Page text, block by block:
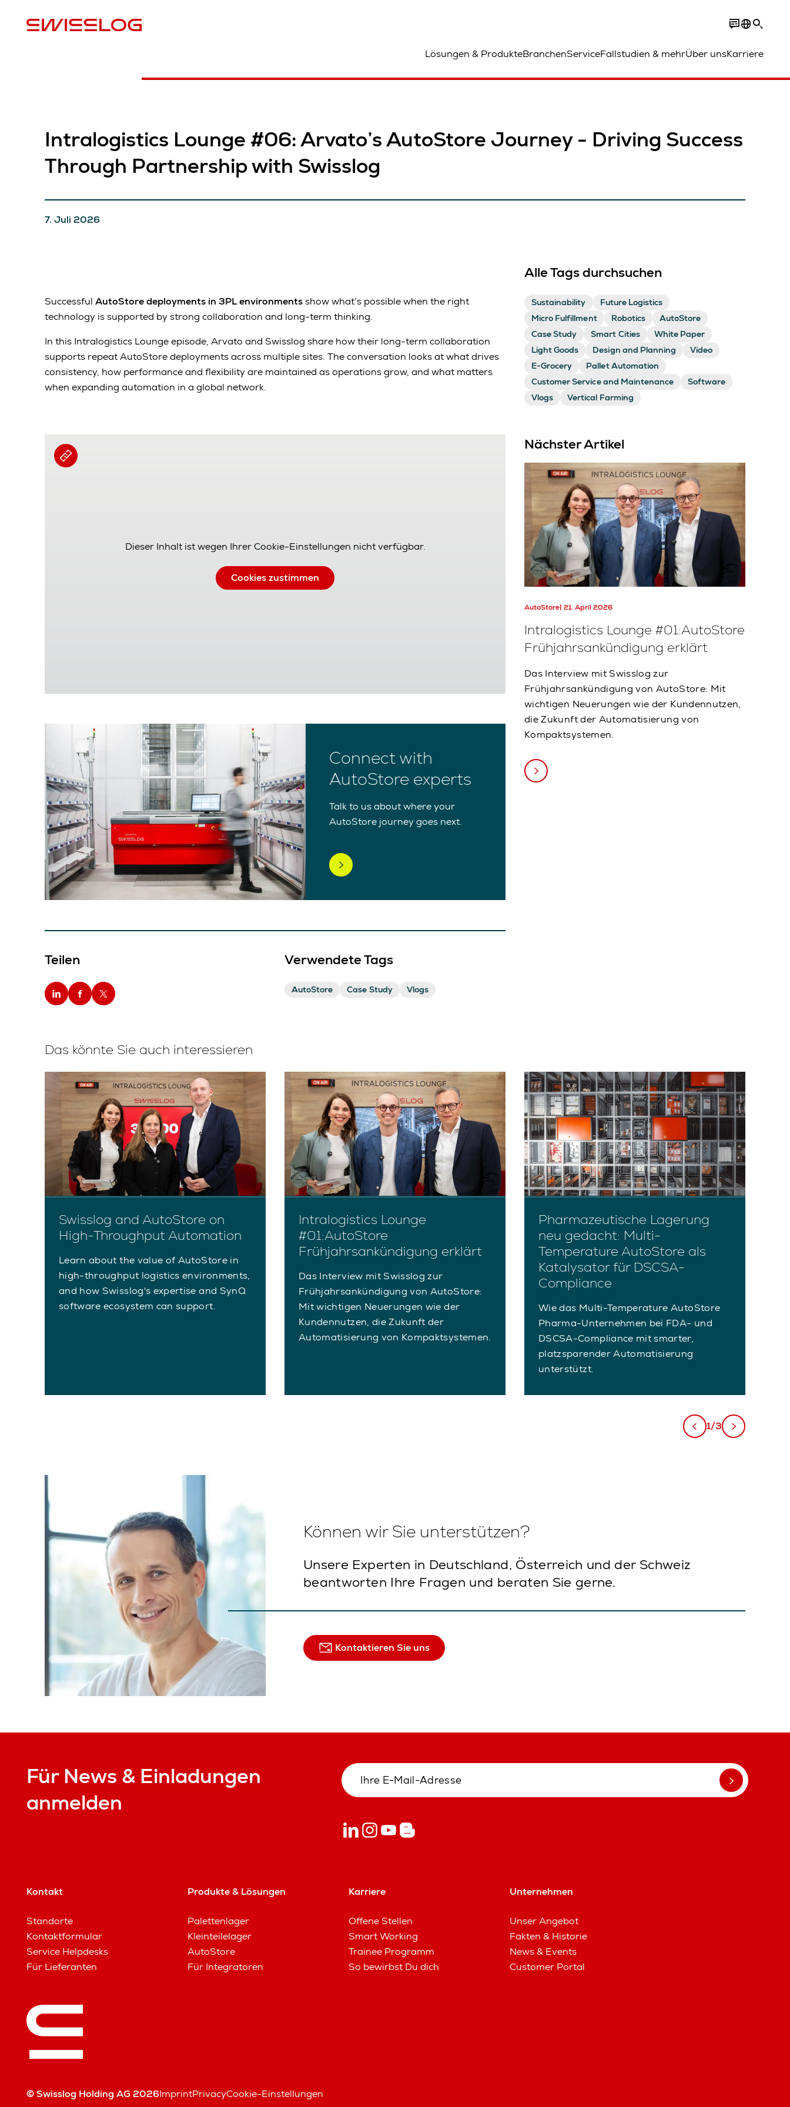
Lösungen & ProdukteBranchenServiceFallstudien & mehrÜber unsKarriere
Intralogistics Lounge #06: Arvato’s AutoStore Journey - Driving Success
Through Partnership with Swisslog
7. Juli 2026
Successful AutoStore deployments in 3PL environmentsshow what’s possible when the right
technology is supported by strong collaboration and long-term thinking.
In this Intralogistics Lounge episode, Arvato and Swisslog share how their long-term collaboration
supports repeat AutoStore deployments across multiple sites. The conversation looks at what drives
consistency, how performance and flexibility are maintained as operations grow, and what matters
when expanding automation in a global network.
Dieser Inhalt ist wegen Ihrer Cookie-Einstellungen nicht verfügbar.
Cookies zustimmen
Connect with
AutoStore experts
Talk to us about where your
AutoStore journey goes next.
Teilen Verwendete Tags
AutoStore Case Study Vlogs
Alle Tags durchsuchen
Sustainability
Future Logistics
Micro Fulfillment
Robotics
AutoStore
Case Study
Smart Cities
White Paper
Light Goods
Design and Planning
Video
E-Grocery
Pallet Automation
Customer Service and Maintenance
Software
Vlogs
Vertical Farming
Nächster Artikel
AutoStore 21. April 2026
Intralogistics Lounge #01:AutoStore
Frühjahrsankündigung erklärt
Das Interview mit Swisslog zur
Frühjahrsankündigung von AutoStore: Mit
wichtigen Neuerungen wie der Kundennutzen,
die Zukunft der Automatisierung von
Kompaktsystemen.
Das könnte Sie auch interessieren
Swisslog and AutoStore on
High-Throughput Automation
Learn about the value of AutoStore in
high-throughput logistics environments,
and how Swisslog's expertise and SynQ
software ecosystem can support.
Intralogistics Lounge
#01:AutoStore
Frühjahrsankündigung erklärt
Das Interview mit Swisslog zur
Frühjahrsankündigung von AutoStore:
Mit wichtigen Neuerungen wie der
Kundennutzen, die Zukunft der
Automatisierung von Kompaktsystemen.
Pharmazeutische Lagerung
neu gedacht: Multi-
Temperature AutoStore als
Katalysator für DSCSA-
Compliance
Wie das Multi-Temperature AutoStore
Pharma-Unternehmen bei FDA- und
DSCSA-Compliance mit smarter,
platzsparender Automatisierung
unterstützt.
1/3
Können wir Sie unterstützen?
Unsere Experten in Deutschland, Österreich und der Schweiz
beantworten Ihre Fragen und beraten Sie gerne.
Kontaktieren Sie uns
Für News & Einladungen
anmelden
Kontakt
Standorte
Kontaktformular
Service Helpdesks
Für Lieferanten
Produkte & Lösungen
Palettenlager
Kleinteilelager
AutoStore
Für Integratoren
Karriere
Offene Stellen
Smart Working
Trainee Programm
So bewirbst Du dich
Unternehmen
Unser Angebot
Fakten & Historie
News & Events
Customer Portal
© Swisslog Holding AG 2026ImprintPrivacyCookie-Einstellungen